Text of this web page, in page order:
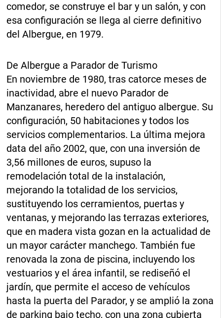
comedor, se construye el bar y un salón, y con
esa configuración se llega al cierre definitivo
del Albergue, en 1979.
De Albergue a Parador de Turismo
En noviembre de 1980, tras catorce meses de
inactividad, abre el nuevo Parador de
Manzanares, heredero del antiguo albergue. Su
configuración, 50 habitaciones y todos los
servicios complementarios. La última mejora
data del año 2002, que, con una inversión de
3,56 millones de euros, supuso la
remodelación total de la instalación,
mejorando la totalidad de los servicios,
sustituyendo los cerramientos, puertas y
ventanas, y mejorando las terrazas exteriores,
que en madera vista gozan en la actualidad de
un mayor carácter manchego. También fue
renovada la zona de piscina, incluyendo los
vestuarios y el área infantil, se rediseñó el
jardín, que permite el acceso de vehículos
hasta la puerta del Parador, y se amplió la zona
de parking bajo techo, con una zona cubierta